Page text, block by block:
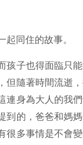
同住的故事。
孩子也得面臨只
但隨著時間流逝
身為大人的我
到的，爸爸和媽
很多事情是不會